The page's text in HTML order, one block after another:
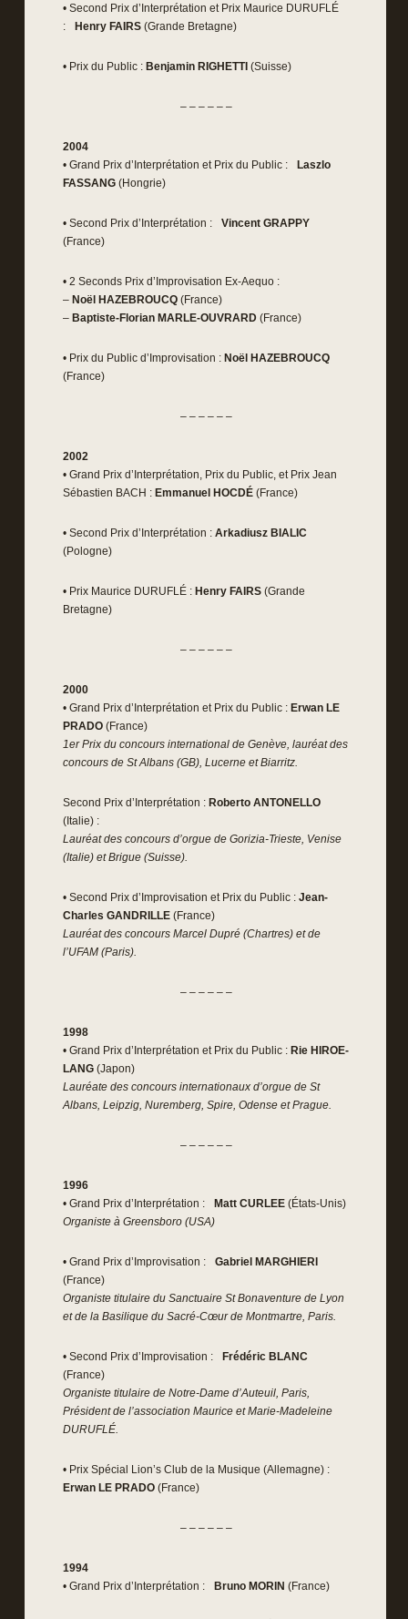
• Second Prix d’Interprétation et Prix Maurice DURUFLÉ
:
Henry FAIRS (Grande Bretagne)
• Prix du Public : Benjamin RIGHETTI (Suisse)
– – – – – –
2004
• Grand Prix d’Interprétation et Prix du Public :
Laszlo
FASSANG (Hongrie)
• Second Prix d’Interprétation : Vincent GRAPPY
(France)
• 2 Seconds Prix d’Improvisation Ex-Aequo :
– Noël HAZEBROUCQ (France)
– Baptiste-Florian MARLE-OUVRARD (France)
• Prix du Public d’Improvisation : Noël HAZEBROUCQ
(France)
– – – – – –
2002
• Grand Prix d’Interprétation, Prix du Public, et Prix Jean
Sébastien BACH : Emmanuel HOCDÉ (France)
• Second Prix d’Interprétation : Arkadiusz BIALIC
(Pologne)
• Prix Maurice DURUFLÉ : Henry FAIRS (Grande
Bretagne)
– – – – – –
2000
• Grand Prix d’Interprétation et Prix du Public : Erwan LE
PRADO (France)
1er Prix du concours international de Genève, lauréat des
concours de St Albans (GB), Lucerne et Biarritz.
Second Prix d’Interprétation : Roberto ANTONELLO
(Italie) :
Lauréat des concours d’orgue de Gorizia-Trieste, Venise
(Italie) et Brigue (Suisse).
• Second Prix d’Improvisation et Prix du Public : Jean-
Charles GANDRILLE (France)
Lauréat des concours Marcel Dupré (Chartres) et de
l’UFAM (Paris).
– – – – – –
1998
• Grand Prix d’Interprétation et Prix du Public : Rie HIROE-
LANG (Japon)
Lauréate des concours internationaux d’orgue de St
Albans, Leipzig, Nuremberg, Spire, Odense et Prague.
– – – – – –
1996
• Grand Prix d’Interprétation :
Matt CURLEE (États-Unis)
Organiste à Greensboro (USA)
• Grand Prix d’Improvisation : Gabriel MARGHIERI
(France)
Organiste titulaire du Sanctuaire St Bonaventure de Lyon
et de la Basilique du Sacré-Cœur de Montmartre, Paris.
• Second Prix d’Improvisation :
Frédéric BLANC
(France)
Organiste titulaire de Notre-Dame d’Auteuil, Paris,
Président de l’association Maurice et Marie-Madeleine
DURUFLÉ.
• Prix Spécial Lion’s Club de la Musique (Allemagne) :
Erwan LE PRADO (France)
– – – – – –
1994
• Grand Prix d’Interprétation :
Bruno MORIN (France)